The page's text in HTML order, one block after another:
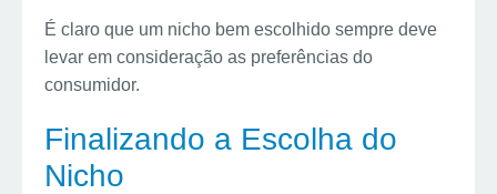
É claro que um nicho bem escolhido sempre deve
levar em consideração as preferências do
consumidor.
Finalizando a Escolha do
Nicho